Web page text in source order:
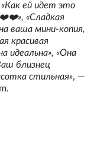
«Как ей идет это
«Сладкая
ваша мини-копия,
красивая
идеальна», «Она
близнец
стильная», —